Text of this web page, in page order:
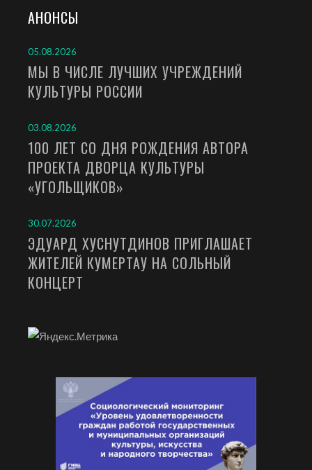
АНОНСЫ
05.08.2026
МЫ В ЧИСЛЕ ЛУЧШИХ УЧРЕЖДЕНИЙ
КУЛЬТУРЫ РОССИИ
03.08.2026
100 ЛЕТ СО ДНЯ РОЖДЕНИЯ АВТОРА
ПРОЕКТА ДВОРЦА КУЛЬТУРЫ
«УГОЛЬЩИКОВ»
30.07.2026
ЭДУАРД ХУСНУТДИНОВ ПРИГЛАШАЕТ
ЖИТЕЛЕЙ КУМЕРТАУ НА СОЛЬНЫЙ
КОНЦЕРТ